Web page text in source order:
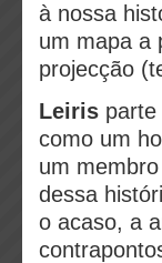
à nossa
um mapa a
projecção
Leiris
como um
um
dessa
o acaso, a